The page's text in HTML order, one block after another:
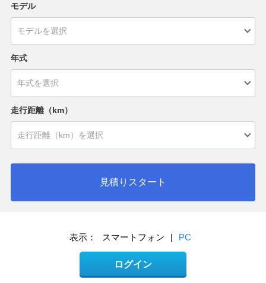
モデル
年式
走行距離（km）
見積りスタート
表示： スマートフォン | PC
ログイン